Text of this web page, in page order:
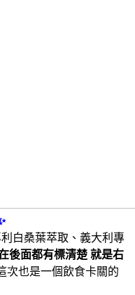
白桑葉萃取、義大利專
後面都有標清楚 就是右
次也是一個飲食卡關的